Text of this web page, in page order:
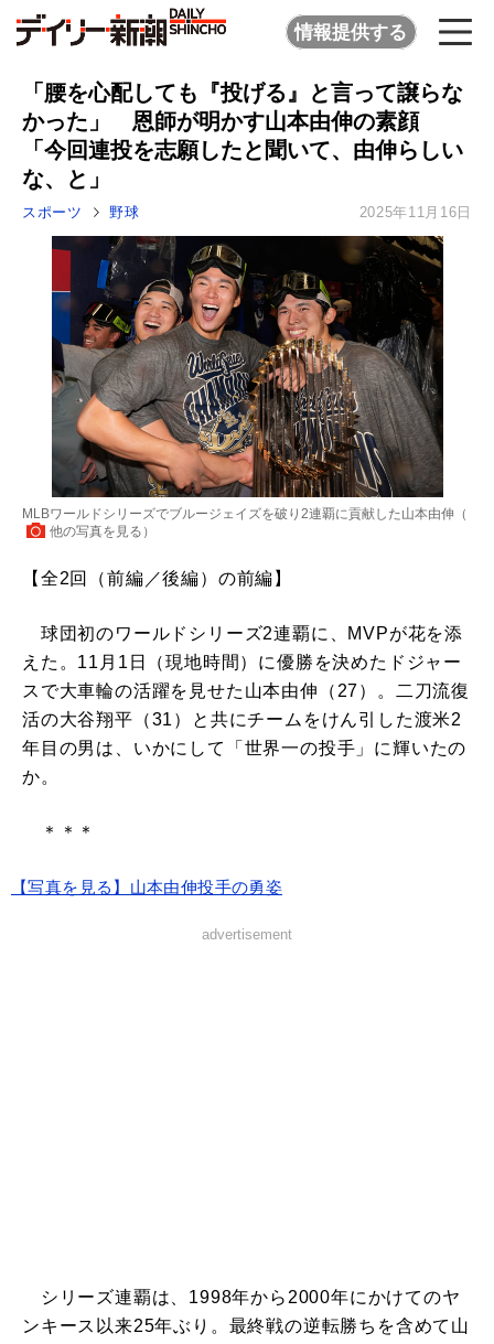
情報提供する
「腰を心配しても『投げる』と言って譲らな
かった」 恩師が明かす山本由伸の素顔
「今回連投を志願したと聞いて、由伸らしい
な、と」
スポーツ 野球 2025年11月16日
MLBワールドシリーズでブルージェイズを破り2連覇に貢献した山本由伸（
他の写真を見る ）
【全2回（前編／後編）の前編】
球団初のワールドシリーズ2連覇に、MVPが花を添
えた。11月1日（現地時間）に優勝を決めたドジャー
スで大車輪の活躍を見せた山本由伸（27）。二刀流復
活の大谷翔平（31）と共にチームをけん引した渡米2
年目の男は、いかにして「世界一の投手」に輝いたの
か。
＊＊＊
【写真を見る】山本由伸投手の勇姿
advertisement
シリーズ連覇は、1998年から2000年にかけてのヤ
ンキース以来25年ぶり。最終戦の逆転勝ちを含めて山